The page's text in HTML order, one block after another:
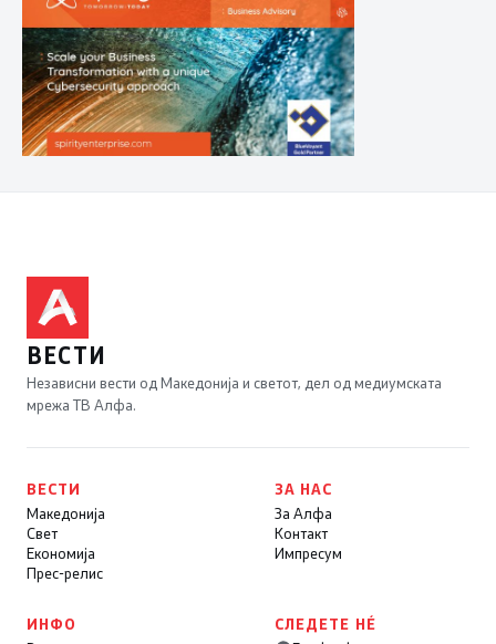
ВЕСТИ
Независни вести од Македонија и светот, дел од медиумската
мрежа ТВ Алфа.
ВЕСТИ
Македонија
Свет
Економија
Прес-релис
ЗА НАС
За Алфа
Контакт
Импресум
ИНФО
СЛЕДЕТЕ НÉ